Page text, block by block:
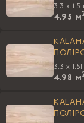
3.3 x 1.5
4.95 м
3.3 x
4.98 м